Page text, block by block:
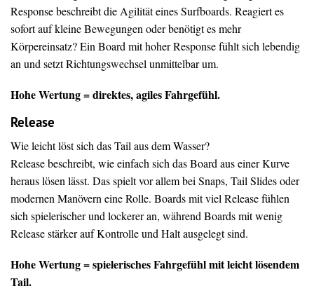
Response beschreibt die Agilität eines Surfboards. Reagiert es
sofort auf kleine Bewegungen oder benötigt es mehr
Körpereinsatz? Ein Board mit hoher Response fühlt sich lebendig
an und setzt Richtungswechsel unmittelbar um.
Hohe Wertung = direktes, agiles Fahrgefühl.
Release
Wie leicht löst sich das Tail aus dem Wasser?
Release beschreibt, wie einfach sich das Board aus einer Kurve
heraus lösen lässt. Das spielt vor allem bei Snaps, Tail Slides oder
modernen Manövern eine Rolle. Boards mit viel Release fühlen
sich spielerischer und lockerer an, während Boards mit wenig
Release stärker auf Kontrolle und Halt ausgelegt sind.
Hohe Wertung = spielerisches Fahrgefühl mit leicht lösendem
Tail.